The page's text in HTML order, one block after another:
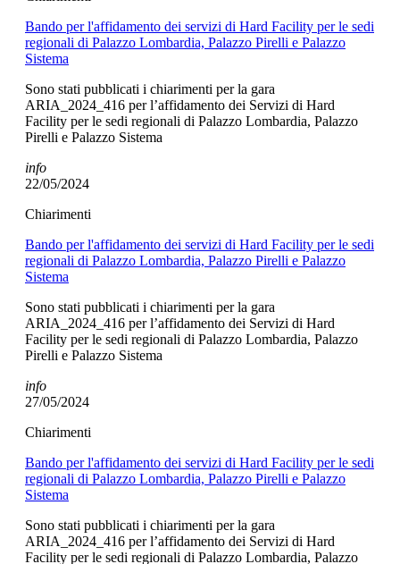
Bando per l'affidamento dei servizi di Hard Facility per le sedi
regionali di Palazzo Lombardia, Palazzo Pirelli e Palazzo
Sistema
Sono stati pubblicati i chiarimenti per la gara
ARIA_2024_416 per l’affidamento dei Servizi di Hard
Facility per le sedi regionali di Palazzo Lombardia, Palazzo
Pirelli e Palazzo Sistema
info
22/05/2024
Chiarimenti
Bando per l'affidamento dei servizi di Hard Facility per le sedi
regionali di Palazzo Lombardia, Palazzo Pirelli e Palazzo
Sistema
Sono stati pubblicati i chiarimenti per la gara
ARIA_2024_416 per l’affidamento dei Servizi di Hard
Facility per le sedi regionali di Palazzo Lombardia, Palazzo
Pirelli e Palazzo Sistema
info
27/05/2024
Chiarimenti
Bando per l'affidamento dei servizi di Hard Facility per le sedi
regionali di Palazzo Lombardia, Palazzo Pirelli e Palazzo
Sistema
Sono stati pubblicati i chiarimenti per la gara
ARIA_2024_416 per l’affidamento dei Servizi di Hard
Facility per le sedi regionali di Palazzo Lombardia, Palazzo